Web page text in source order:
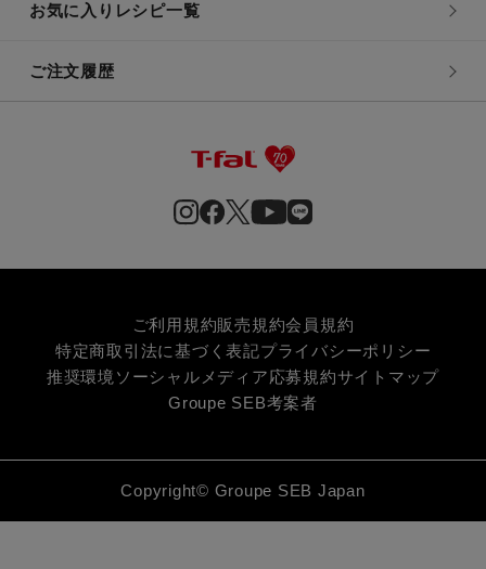
お気に入りレシピ一覧
ご注文履歴
ご利用規約販売規約会員規約
特定商取引法に基づく表記プライバシーポリシー
推奨環境 ソーシャルメディア応募規約サイトマップ
Groupe SEB考案者
Copyright© Groupe SEB Japan